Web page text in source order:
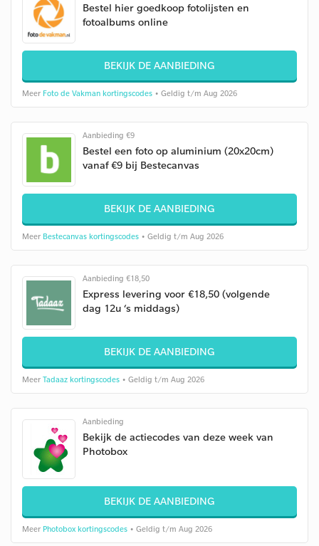
Bestel hier goedkoop fotolijsten en
fotoalbums online
BEKIJK DE AANBIEDING
Meer Foto de Vakman kortingscodes • Geldig t/m Aug 2026
Aanbieding €9
Bestel een foto op aluminium (20x20cm)
vanaf €9 bij Bestecanvas
BEKIJK DE AANBIEDING
Meer Bestecanvas kortingscodes • Geldig t/m Aug 2026
Aanbieding €18,50
Express levering voor €18,50 (volgende
dag 12u ‘s middags)
BEKIJK DE AANBIEDING
Meer Tadaaz kortingscodes • Geldig t/m Aug 2026
Aanbieding
Bekijk de actiecodes van deze week van
Photobox
BEKIJK DE AANBIEDING
Meer Photobox kortingscodes • Geldig t/m Aug 2026